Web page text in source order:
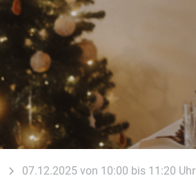
07.12.2025 von 10:00 bis 11:20 Uhr